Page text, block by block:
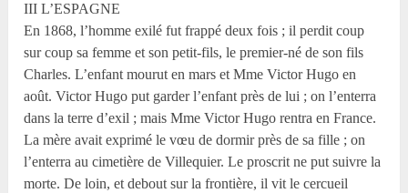
III L’ESPAGNE
En 1868, l’homme exilé fut frappé deux fois ; il perdit coup
sur coup sa femme et son petit-fils, le premier-né de son fils
Charles. L’enfant mourut en mars et Mme Victor Hugo en
août. Victor Hugo put garder l’enfant près de lui ; on l’enterra
dans la terre d’exil ; mais Mme Victor Hugo rentra en France.
La mère avait exprimé le vœu de dormir près de sa fille ; on
l’enterra au cimetière de Villequier. Le proscrit ne put suivre la
morte. De loin, et debout sur la frontière, il vit le cercueil